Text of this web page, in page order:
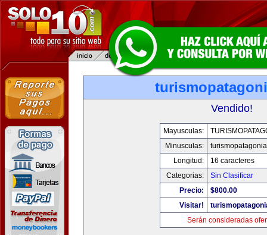
Vendido!
Mayusculas:
Minusculas:
Longitud:
16 caracteres
Categorias:
Sin Clasificar
Precio:
$800.00
Visitar!
Serán consideradas